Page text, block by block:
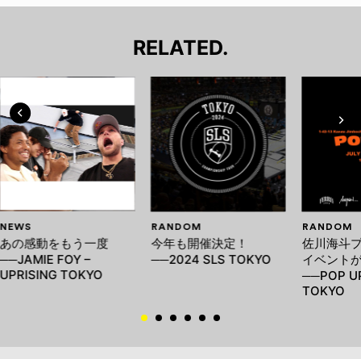
RELATED.
NEWS
あの感動をもう一度
──JAMIE FOY –
UPRISING TOKYO
RANDOM
今年も開催決定！
──2024 SLS TOKYO
RANDOM
佐川海斗
イベント
──POP
TOKYO